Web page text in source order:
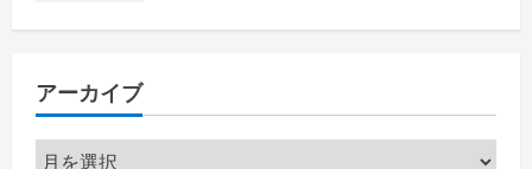
アーカイブ
ア